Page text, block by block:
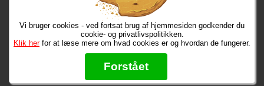
DKK 299,00
Bestiller du inden kl. 13:00 har du dine varer på mandag!
Max 50 kr. Bøger til en 🐕
★★★★★
Læs hvad vores kunder siger om os på Trustpilot
Vi bruger cookies - ved fortsat brug af hjemmesiden godkender du
cookie- og privatlivspolitikken.
Klik herfor at læse mere om hvad cookies er og hvordan de fungerer.
Forstået